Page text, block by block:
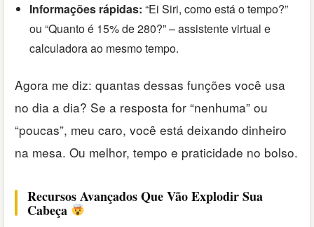
Informações rápidas: “Ei Siri, como está o tempo?”
ou “Quanto é 15% de 280?” – assistente virtual e
calculadora ao mesmo tempo.
Agora me diz: quantas dessas funções você usa
no dia a dia? Se a resposta for “nenhuma” ou
“poucas”, meu caro, você está deixando dinheiro
na mesa. Ou melhor, tempo e praticidade no bolso.
Recursos Avançados Que Vão Explodir Sua
Cabeça